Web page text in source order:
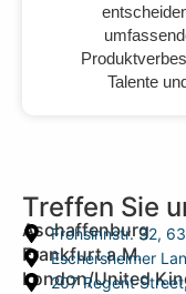
Talente
Treffen Sie
Aschaffenburg
Frohsinnstr. 32,
Frankfurt a.M.
Eschersheimer
London/United
207 Regent